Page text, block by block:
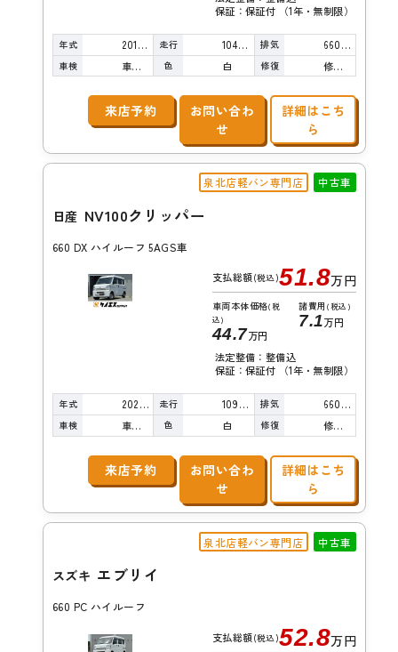
保証：保証付 （1年・無制限）
年式 2017年 走行 104,000km 排気 660cc
車検 車検整備付 色 白 修復 修復歴無し
来店予約
お問い合わ
せ
詳細はこち
ら
泉北店軽バン専門店 中古車
日産 NV100クリッパー
660 DX ハイルーフ 5AGS車
支払総額(税込)51.8万円
車両本体価格(税
込)
44.7万円
諸費用 (税込)
7.1万円
法定整備：整備込
保証：保証付 （1年・無制限）
年式 2020年 走行 109,000km 排気 660cc
車検 車検整備付 色 白 修復 修復歴無し
来店予約
お問い合わ
せ
詳細はこち
ら
泉北店軽バン専門店 中古車
スズキ エブリイ
660 PC ハイルーフ
支払総額(税込)52.8万円